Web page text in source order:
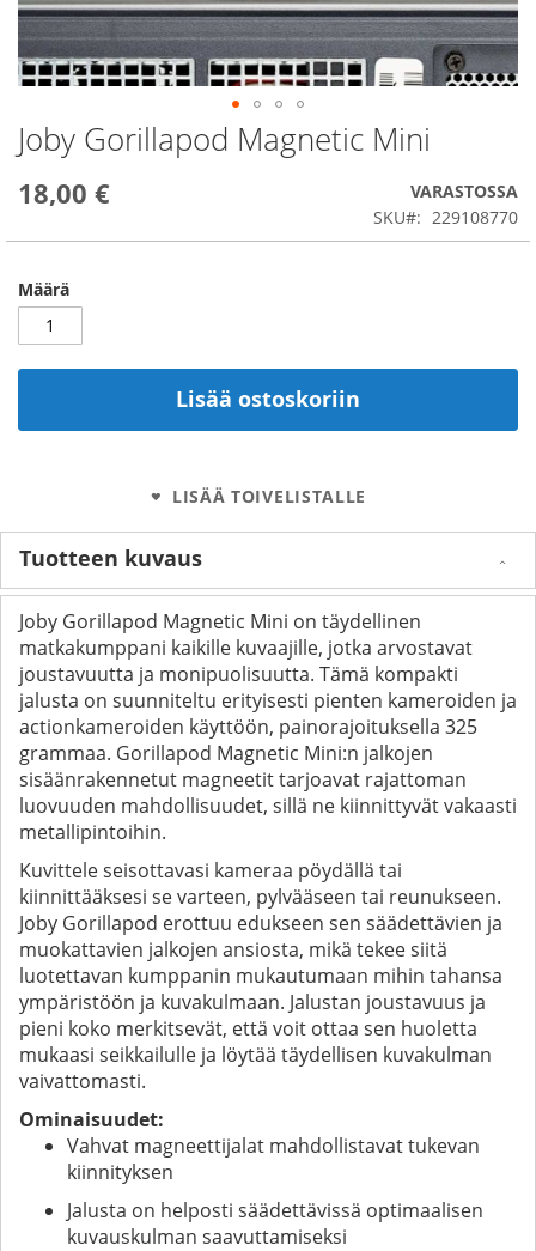
Joby Gorillapod Magnetic Mini
18,00 €
VARASTOSSA
SKU
229108770
Määrä
Lisää ostoskoriin
LISÄÄ TOIVELISTALLE
Skip
to
beginning
the
gallery
Tuotteen kuvaus
Joby Gorillapod Magnetic Mini on täydellinen
matkakumppani kaikille kuvaajille, jotka arvostavat
joustavuutta ja monipuolisuutta. Tämä kompakti
jalusta on suunniteltu erityisesti pienten kameroiden ja
actionkameroiden käyttöön, painorajoituksella 325
grammaa. Gorillapod Magnetic Mini:n jalkojen
sisäänrakennetut magneetit tarjoavat rajattoman
luovuuden mahdollisuudet, sillä ne kiinnittyvät vakaasti
metallipintoihin.
Kuvittele seisottavasi kameraa pöydällä tai
kiinnittääksesi se varteen, pylvääseen tai reunukseen.
Joby Gorillapod erottuu edukseen sen säädettävien ja
muokattavien jalkojen ansiosta, mikä tekee siitä
luotettavan kumppanin mukautumaan mihin tahansa
ympäristöön ja kuvakulmaan. Jalustan joustavuus ja
pieni koko merkitsevät, että voit ottaa sen huoletta
mukaasi seikkailulle ja löytää täydellisen kuvakulman
vaivattomasti.
Ominaisuudet:
Vahvat magneettijalat mahdollistavat tukevan
kiinnityksen
Jalusta on helposti säädettävissä optimaalisen
kuvauskulman saavuttamiseksi